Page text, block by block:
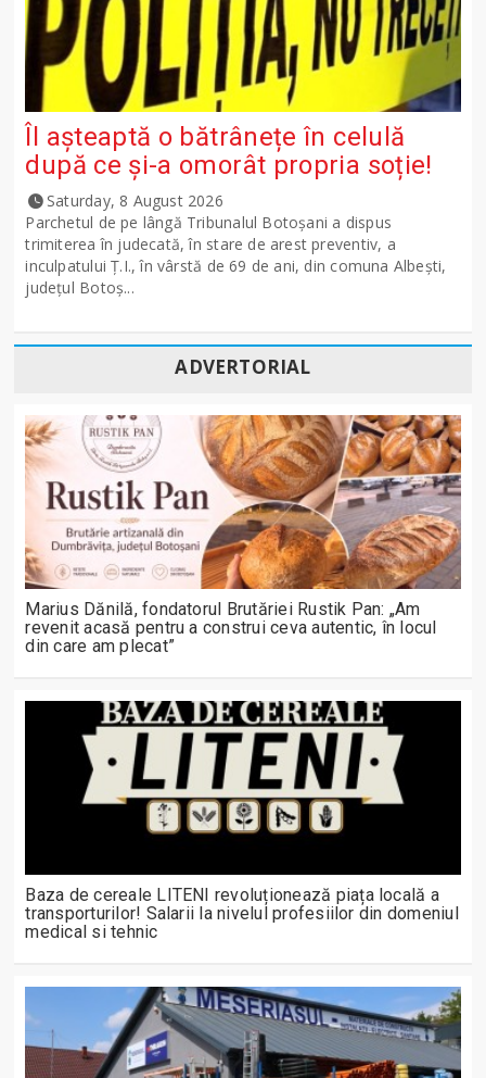
Îl așteaptă o bătrânețe în celulă
după ce și-a omorât propria soție!
Saturday, 8 August 2026
Parchetul de pe lângă Tribunalul Botoşani a dispus
trimiterea în judecată, în stare de arest preventiv, a
inculpatului Ț.I., în vârstă de 69 de ani, din comuna Albești,
județul Botoș...
ADVERTORIAL
Marius Dănilă, fondatorul Brutăriei Rustik Pan: „Am
revenit acasă pentru a construi ceva autentic, în locul
din care am plecat”
Baza de cereale LITENI revoluționează piața locală a
transporturilor! Salarii la nivelul profesiilor din domeniul
medical si tehnic